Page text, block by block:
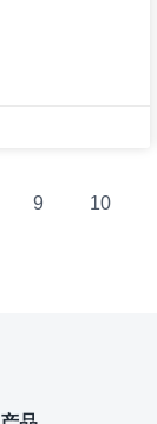
9 10